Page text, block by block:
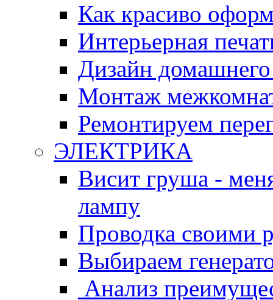
Как красиво
Интерьерная
Дизайн домашнего
Монтаж
Ремонтируем
ЭЛЕКТРИКА
Висит груша -
лампу
Проводка своими
Выбираем
Анализ